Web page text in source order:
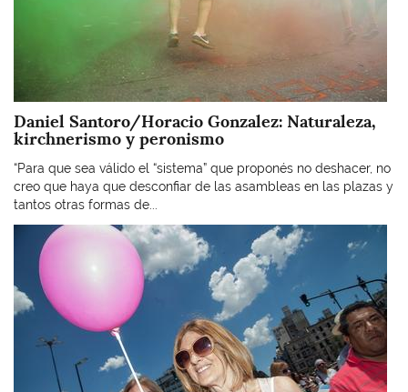
Daniel Santoro/Horacio Gonzalez: Naturaleza,
kirchnerismo y peronismo
“Para que sea válido el “sistema” que proponés no deshacer, no
creo que haya que desconfiar de las asambleas en las plazas y
tantos otras formas de...
Imagen